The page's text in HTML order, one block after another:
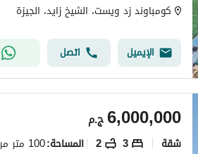
كومباوند زد ويست، الشيخ زايد، الجيزة
الإيميل اتصل
ج.م6,000,000
شقة 3
2 المساحة:100 متر مربع